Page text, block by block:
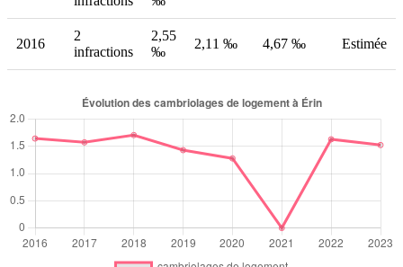
2016
2
infractions
2,55
‰
2,11 ‰ 4,67 ‰ Estimée